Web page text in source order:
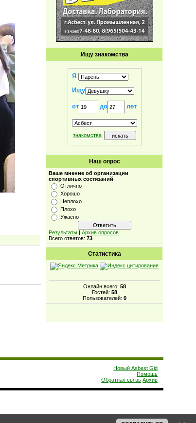
Ищу знакомства
Я
Ищу
от до лет
знакомства
Наш опрос
Ваше мнение об организации
спортивных состязаний
Отлично
Хорошо
Неплохо
Плохо
Ужасно
Результаты |Архив опросов
Всего ответов:73
Статистика
Онлайн всего: 58
Гостей: 58
Пользователей: 0
Новый Asbest Gid
Помощь
Обратная связь Архив